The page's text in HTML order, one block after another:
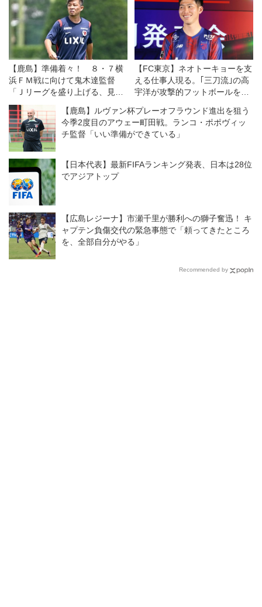
【鹿島】準備着々！ ８・７横
浜ＦＭ戦に向けて鬼木達監督
「Ｊリーグを盛り上げる、見て
いる人に喜んでもらえるゲーム
をしたい」
【FC東京】ネオトーキョーを支
える仕事人現る。｢三刀流｣の高
宇洋が攻撃的フットボールを後
【鹿島】ルヴァン杯プレーオフラウンド進出を狙う
今季2度目のアウェー町田戦。ランコ・ポポヴィッ
チ監督「いい準備ができている」
【日本代表】最新FIFAランキング発表、日本は28位
でアジアトップ
【広島レジーナ】市瀬千里が勝利への獅子奮迅！ キ
ャプテン負傷交代の緊急事態で「頼ってきたところ
を、全部自分がやる」
Recommended by